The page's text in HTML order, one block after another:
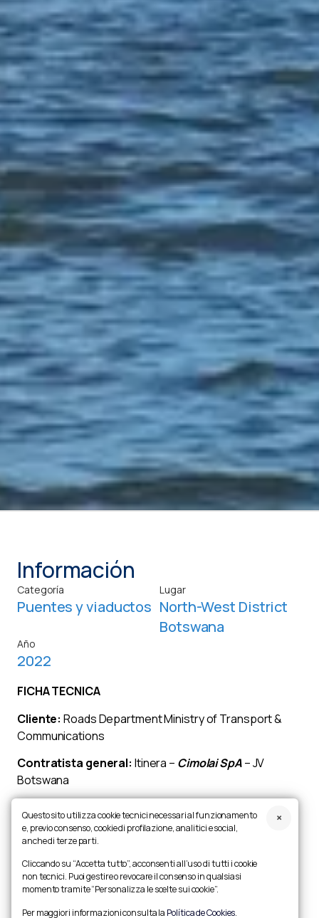
Información
Categoría
Puentes y viaductos
Lugar
North-West District
Botswana
Año
2022
FICHA TECNICA
Cliente:Roads Department Ministry of Transport &
Communications
Contratista general: Itinera – Cimolai SpA– JV
Botswana
longitud: 1.161 m
tablero centrals: derecha 605,5 m – izquierda 155,5 m
tirantes: 100 m + 200 m +100 m
Descripcíon:puente de carretera atirantado
Questo sito utilizza cookie tecnici necessari al funzionamento
e, previo consenso, cookie di profilazione, analitici e social,
anche di terze parti.
Cliccando su “Accetta tutto”, acconsenti all’uso di tutti i cookie
non tecnici. Puoi gestire o revocare il consenso in qualsiasi
momento tramite “Personalizza le scelte sui cookie”.
Per maggiori informazioni consulta la Política de Cookies.